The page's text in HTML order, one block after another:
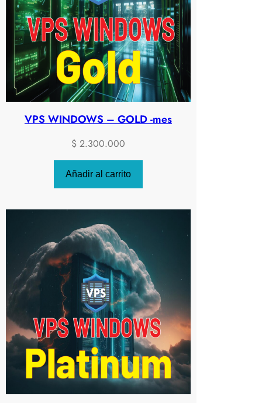
VPS WINDOWS – GOLD -mes
$ 2.300.000
Añadir al carrito